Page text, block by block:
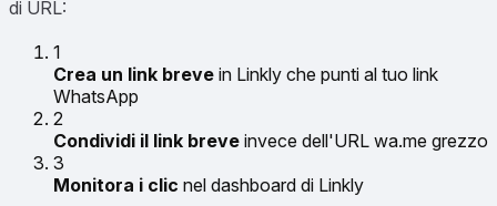
di URL:
1
Crea un link breve in Linkly che punti al tuo link
WhatsApp
2
Condividi il link breve invece dell'URL wa.me grezzo
3
Monitora i clic nel dashboard di Linkly